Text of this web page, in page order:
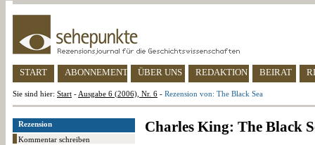
START ABONNEMENT ÜBER UNS REDAKTION BEIRAT
Sie sind hier: Start - Ausgabe 6 (2006), Nr. 6 - Rezension von: The Black Sea
Rezension
Kommentar schreiben
Charles King: The Black